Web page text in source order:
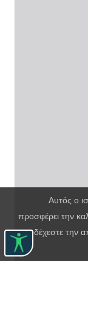
Αυτός ο
προσφέρει την
αποδέχεστε την